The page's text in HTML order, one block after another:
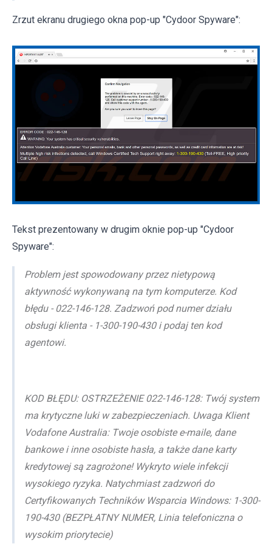
Zrzut ekranu drugiego okna pop-up "Cydoor Spyware":
Tekst prezentowany w drugim oknie pop-up "Cydoor
Spyware":
Problem jest spowodowany przez nietypową
aktywność wykonywaną na tym komputerze. Kod
błędu - 022-146-128. Zadzwoń pod numer działu
obsługi klienta - 1-300-190-430 i podaj ten kod
agentowi.
KOD BŁĘDU: OSTRZEŻENIE 022-146-128: Twój system
ma krytyczne luki w zabezpieczeniach. Uwaga Klient
Vodafone Australia: Twoje osobiste e-maile, dane
bankowe i inne osobiste hasła, a także dane karty
kredytowej są zagrożone! Wykryto wiele infekcji
wysokiego ryzyka. Natychmiast zadzwoń do
Certyfikowanych Techników Wsparcia Windows: 1-300-
190-430 (BEZPŁATNY NUMER, Linia telefoniczna o
wysokim priorytecie)